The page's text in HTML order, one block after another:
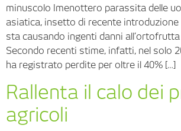
minuscolo Imenottero parassita delle
asiatica, insetto di recente introduzione
sta causando ingenti danni
Secondo recenti stime, infatti, nel solo
ha registrato perdite per oltre il 40% […]
Rallenta il calo dei
agricoli